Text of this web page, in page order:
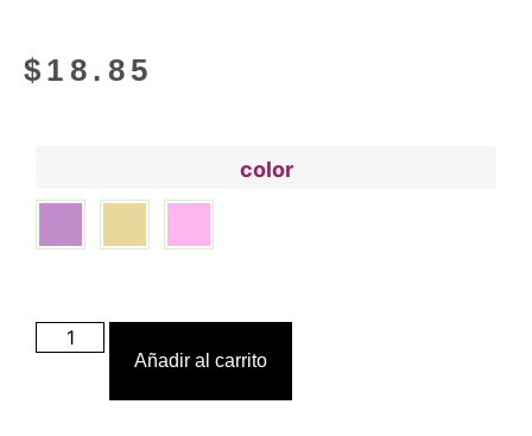
$ 18.85
color
Añadir al carrito